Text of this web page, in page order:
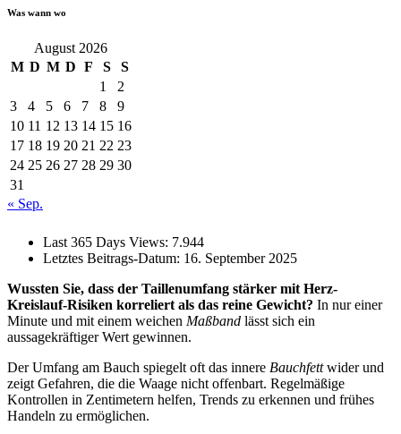
Was wann wo
August 2026
M D M D F S
S
1
2
3
4 5 6 7 8
9
10 11 12 13 14 15 16
17 18 19 20 21 22 23
24 25 26 27 28 29 30
31
« Sep.
Last 365 Days Views: 7.944
Letztes Beitrags-Datum: 16. September 2025
Wussten Sie, dass der Taillenumfang stärker mit Herz-
Kreislauf-Risiken korreliert als das reine Gewicht? In nur einer
Minute und mit einem weichen Maßband lässt sich ein
aussagekräftiger Wert gewinnen.
Der Umfang am Bauch spiegelt oft das innere Bauchfettwider und
zeigt Gefahren, die die Waage nicht offenbart. Regelmäßige
Kontrollen in Zentimetern helfen, Trends zu erkennen und frühes
Handeln zu ermöglichen.